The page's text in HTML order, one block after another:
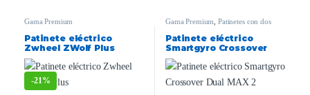
Gama Premium
Patinete eléctrico
Zwheel ZWolf Plus
-21%
Gama Premium ,Patinetes con dos
Patinete eléctrico
Smartgyro Crossover
Dual MAX 2